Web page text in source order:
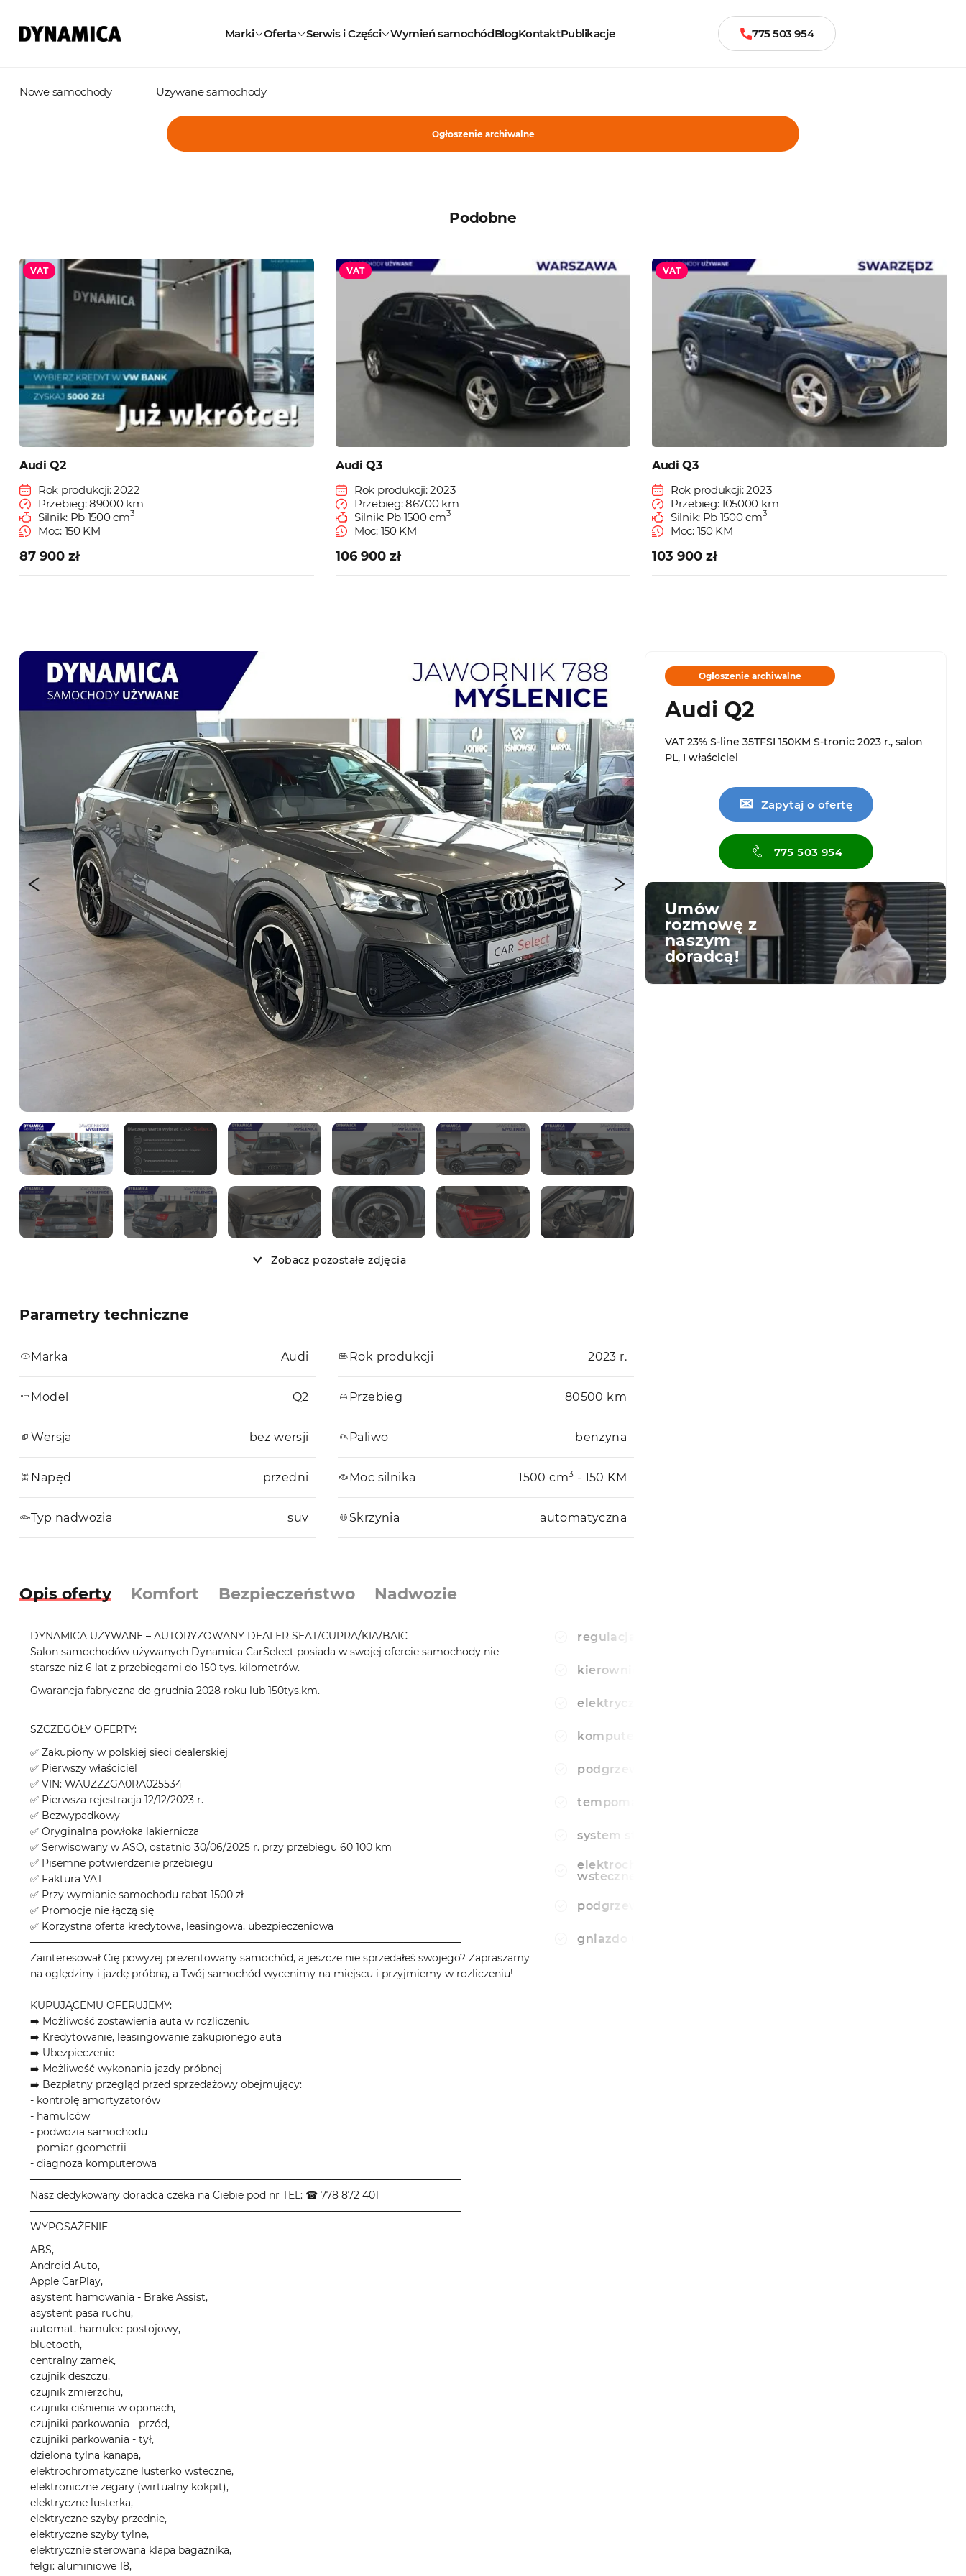
Marki Oferta Serwis i Części Wymień samochódBlogKontaktPublikacje 775 503 954
Nowe samochody Używane samochody
Ogłoszenie archiwalne
Podobne
VAT
Audi Q2
Rok produkcji: 2022
Przebieg: 89000 km
Silnik: Pb 1500 cm3
Moc: 150 KM
87 900 zł
VAT
Audi Q3
Rok produkcji: 2023
Przebieg: 86700 km
Silnik: Pb 1500 cm3
Moc: 150 KM
106 900 zł
VAT
Audi Q3
Rok produkcji: 2023
Przebieg: 105000 km
Silnik: Pb 1500 cm3
Moc: 150 KM
103 900 zł
Zobacz pozostałe zdjęcia
Parametry techniczne
Marka Audi
Model Q2
Wersja bez wersji
Napęd przedni
Typ nadwozia suv
Rok produkcji 2023 r.
Przebieg 80500 km
Paliwo benzyna
Moc silnika 1500 cm3 - 150 KM
Skrzynia automatyczna
Opis oferty Komfort Bezpieczeństwo Nadwozie
DYNAMICA UŻYWANE – AUTORYZOWANY DEALER SEAT/CUPRA/KIA/BAIC
Salon samochodów używanych Dynamica CarSelect posiada w swojej ofercie samochody nie
starsze niż 6 lat z przebiegami do 150 tys. kilometrów.
Gwarancja fabryczna do grudnia 2028 roku lub 150tys.km.
────────────────────────────────────────────────────────────
SZCZEGÓŁY OFERTY:
✅ Zakupiony w polskiej sieci dealerskiej
✅ Pierwszy właściciel
✅ VIN: WAUZZZGA0RA025534
✅ Pierwsza rejestracja 12/12/2023 r.
✅ Bezwypadkowy
✅ Oryginalna powłoka lakiernicza
✅ Serwisowany w ASO, ostatnio 30/06/2025 r. przy przebiegu 60 100 km
✅ Pisemne potwierdzenie przebiegu
✅ Faktura VAT
✅ Przy wymianie samochodu rabat 1500 zł
✅ Promocje nie łączą się
✅ Korzystna oferta kredytowa, leasingowa, ubezpieczeniowa
────────────────────────────────────────────────────────────
Zainteresował Cię powyżej prezentowany samochód, a jeszcze nie sprzedałeś swojego? Zapraszamy
na oględziny i jazdę próbną, a Twój samochód wycenimy na miejscu i przyjmiemy w rozliczeniu!
────────────────────────────────────────────────────────────
KUPUJĄCEMU OFERUJEMY:
➡️ Możliwość zostawienia auta w rozliczeniu
➡️ Kredytowanie, leasingowanie zakupionego auta
➡️ Ubezpieczenie
➡️ Możliwość wykonania jazdy próbnej
➡️ Bezpłatny przegląd przed sprzedażowy obejmujący:
- kontrolę amortyzatorów
- hamulców
- podwozia samochodu
- pomiar geometrii
- diagnoza komputerowa
────────────────────────────────────────────────────────────
Nasz dedykowany doradca czeka na Ciebie pod nr TEL: ☎ 778 872 401
────────────────────────────────────────────────────────────
WYPOSAŻENIE
ABS,
Android Auto,
Apple CarPlay,
asystent hamowania - Brake Assist,
asystent pasa ruchu,
automat. hamulec postojowy,
bluetooth,
centralny zamek,
czujnik deszczu,
czujnik zmierzchu,
czujniki ciśnienia w oponach,
czujniki parkowania - przód,
czujniki parkowania - tył,
dzielona tylna kanapa,
elektrochromatyczne lusterko wsteczne,
elektroniczne zegary (wirtualny kokpit),
elektryczne lusterka,
elektryczne szyby przednie,
elektryczne szyby tylne,
elektrycznie sterowana klapa bagażnika,
felgi: aluminiowe 18,
regulacja wysokosci fotela
kierownica wielofunkcyjna
elektryczne szyby tylne
komputer pokladowy
podgrzewane fotele
tempomat
system start-stop
elektrochromatyczne lusterko
wsteczne
podgrzewane lusterka boczne
gniazdo usb
Ogłoszenie archiwalne
Audi Q2
VAT 23% S-line 35TFSI 150KM S-tronic 2023 r., salon
PL, I właściciel
✉ Zapytaj o ofertę
775 503 954
Umów
rozmowę z
naszym
doradcą!